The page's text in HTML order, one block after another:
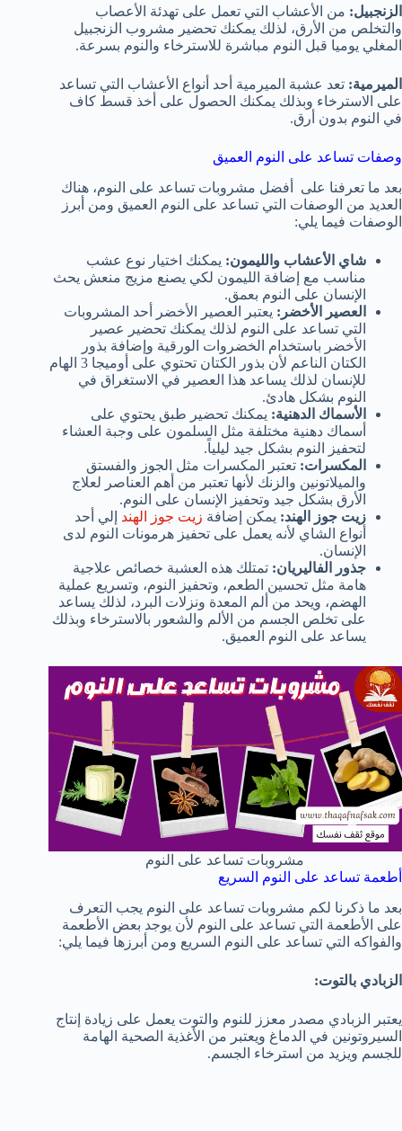
الزنجبيل: من الأعشاب التي تعمل على تهدئة الأعصاب
والتخلص من الأرق، لذلك يمكنك تحضير مشروب الزنجبيل
المغلي يوميا قبل النوم مباشرة للاسترخاء والنوم بسرعة.
الميرمية: تعد عشبة الميرمية أحد أنواع الأعشاب التي تساعد
على الاسترخاء وبذلك يمكنك الحصول على أخذ قسط كاف
في النوم بدون أرق.
وصفات تساعد على النوم العميق
بعد ما تعرفنا على أفضل مشروبات تساعد على النوم، هناك
العديد من الوصفات التي تساعد على النوم العميق ومن أبرز
الوصفات فيما يلي:
شاي الأعشاب والليمون: يمكنك اختيار نوع عشب
مناسب مع إضافة الليمون لكي يصنع مزيج منعش يحث
الإنسان على النوم بعمق.
العصير الأخضر: يعتبر العصير الأخضر أحد المشروبات
التي تساعد على النوم لذلك يمكنك تحضير عصير
الأخضر باستخدام الخضروات الورقية وإضافة بذور
الكتان الناعم لأن بذور الكتان تحتوي على أوميجا 3 الهام
للإنسان لذلك يساعد هذا العصير في الاستغراق في
النوم بشكل هادئ.
الأسماك الدهنية: يمكنك تحضير طبق يحتوي على
أسماك دهنية مختلفة مثل السلمون على وجبة العشاء
لتحفيز النوم بشكل جيد ليلياً.
المكسرات: تعتبر المكسرات مثل الجوز والفستق
والميلاتونين والزنك لأنها تعتبر من أهم العناصر لعلاج
الأرق بشكل جيد وتحفيز الإنسان على النوم.
زيت جوز الهند: يمكن إضافة زيت جوز الهند إلي أحد
أنواع الشاي لأنه يعمل على تحفيز هرمونات النوم لدى
الإنسان.
جذور الفاليريان: تمتلك هذه العشبة خصائص علاجية
هامة مثل تحسين الطعم، وتحفيز النوم، وتسريع عملية
الهضم، ويحد من ألم المعدة ونزلات البرد، لذلك يساعد
على تخلص الجسم من الألم والشعور بالاسترخاء وبذلك
يساعد على النوم العميق.
مشروبات تساعد على النوم
أطعمة تساعد على النوم السريع
بعد ما ذكرنا لكم مشروبات تساعد على النوم يجب التعرف
على الأطعمة التي تساعد على النوم لأن يوجد بعض الأطعمة
والفواكه التي تساعد على النوم السريع ومن أبرزها فيما يلي:
الزبادي بالتوت:
يعتبر الزبادي مصدر معزز للنوم والتوت يعمل على زيادة إنتاج
السيروتونين في الدماغ ويعتبر من الأغذية الصحية الهامة
للجسم ويزيد من استرخاء الجسم.